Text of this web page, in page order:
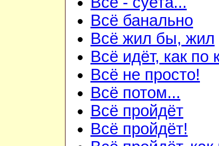
Всё банально
Всё жил бы, жил
Всё идёт, как по
Всё не просто!
Всё потом...
Всё пройдёт
Всё пройдёт!